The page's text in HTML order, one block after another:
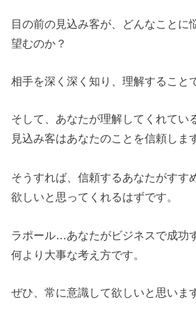
目の前の見込み客が、どんなことに
望むのか？
相手を深く深く知り、理解すること
そして、あなたが理解してくれてい
見込み客はあなたのことを信頼しま
そうすれば、信頼するあなたがすす
欲しいと思ってくれるはずです。
ラポール…あなたがビジネスで成功
何より大事な考え方です。
ぜひ、常に意識して欲しいと思いま